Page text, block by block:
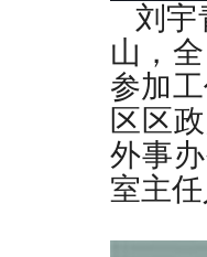
刘宇
山，
参加工
区区
外事
室主任